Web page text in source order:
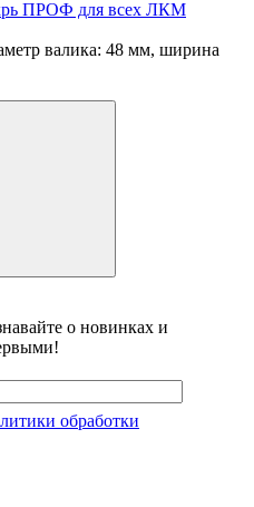
ПРОФ для всех ЛКМ
валика: 48 мм, ширина
о новинках и
обработки